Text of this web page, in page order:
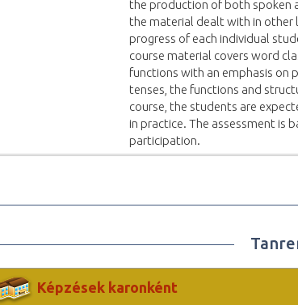
the production of both spoken
the material dealt with in other
progress of each individual
course material covers word
functions with an emphasis on
tenses, the functions and
course, the students are
in practice. The assessment is
participation.
Képzések karonként